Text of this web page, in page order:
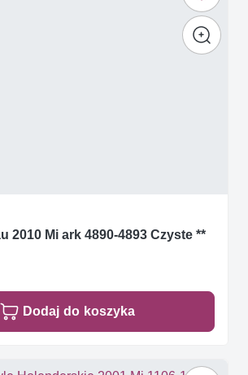
2010 Mi ark 4890-4893 Czyste **
Dodaj do koszyka